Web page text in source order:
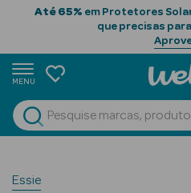
Até 65% em Protetores
que precisas
MENU
Ver Tudo
Beauty Season
Unhas
Essie